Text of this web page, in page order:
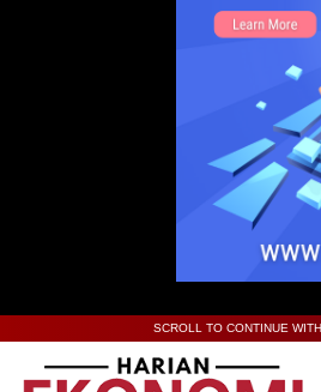
SCROLL TO CONTINUE